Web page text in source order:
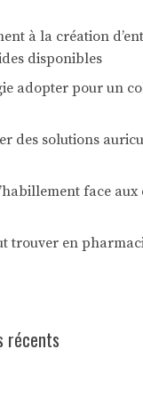
à la création
disponibles
adopter pour un
des solutions
face
trouver en
récents